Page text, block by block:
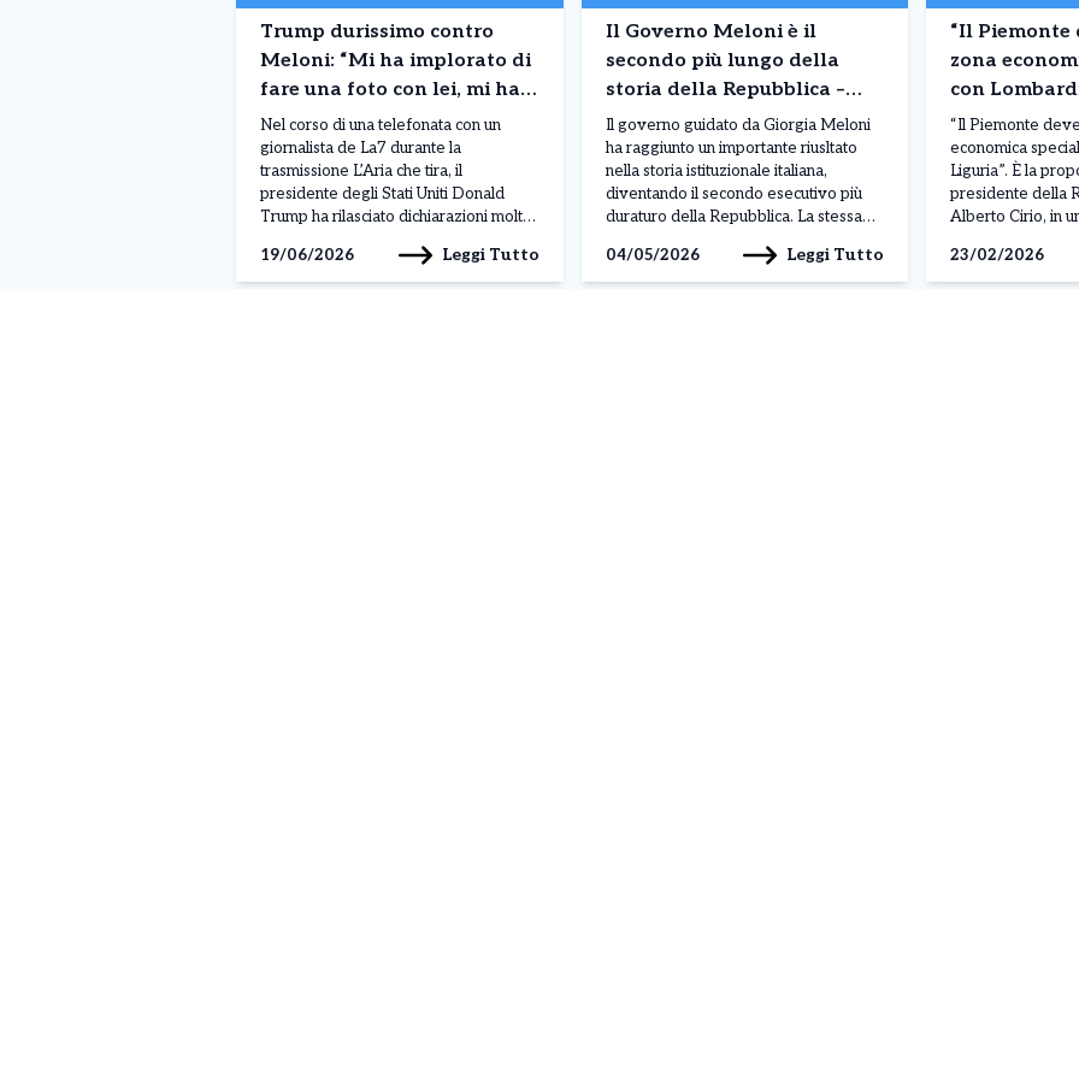
Trump durissimo contro
Meloni: “Mi ha implorato di
fare una foto con lei, mi ha
fatto pena’”. La replica
Nel corso di una telefonata con un
giornalista de La7 durante la
trasmissione L’Aria che tira, il
presidente degli Stati Uniti Donald
Trump ha rilasciato dichiarazioni molto
Consiglio italiana Giorgia Meloni,
facendo riferimento a un incontro
19/06/2026 Leggi Tutto
Il Governo Meloni è il
secondo più lungo della
storia della Repubblica –
Superati Craxi e Berlusconi
Il governo guidato da Giorgia Meloni
ha raggiunto un importante riusltato
nella storia istituzionale italiana,
diventando il secondo esecutivo più
duraturo della Repubblica. La stessa
ricordando: “Da oggi il governo che ho
l’onore di guidare diventa il secondo
04/05/2026 Leggi Tutto
“Il Piemonte
zona
con
Come il Sud
di Cirio
“Il Piemonte
economica
Liguria”. È la
presidente della
Alberto Cirio, in
chiedere
al Nord Ovest,
23/02/2026